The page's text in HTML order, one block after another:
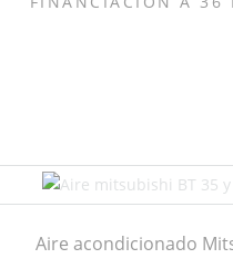
Aire acondicionado